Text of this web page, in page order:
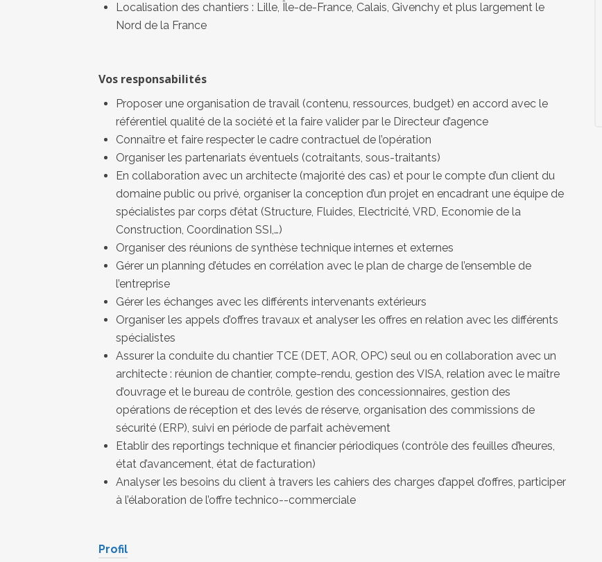
Localisation des chantiers : Lille, Île-de-France, Calais, Givenchy et plus largement le
Nord de la France
Vos responsabilités
Proposer une organisation de travail (contenu, ressources, budget) en accord avec le
référentiel qualité de la société et la faire valider par le Directeur d’agence
Connaître et faire respecter le cadre contractuel de l’opération
Organiser les partenariats éventuels (cotraitants, sous-traitants)
En collaboration avec un architecte (majorité des cas) et pour le compte d’un client du
domaine public ou privé, organiser la conception d’un projet en encadrant une équipe de
spécialistes par corps d’état (Structure, Fluides, Electricité, VRD, Economie de la
Construction, Coordination SSI,…)
Organiser des réunions de synthèse technique internes et externes
Gérer un planning d’études en corrélation avec le plan de charge de l’ensemble de
l’entreprise
Gérer les échanges avec les différents intervenants extérieurs
Organiser les appels d’offres travaux et analyser les offres en relation avec les différents
spécialistes
Assurer la conduite du chantier TCE (DET, AOR, OPC) seul ou en collaboration avec un
architecte : réunion de chantier, compte-rendu, gestion des VISA, relation avec le maître
d’ouvrage et le bureau de contrôle, gestion des concessionnaires, gestion des
opérations de réception et des levés de réserve, organisation des commissions de
sécurité (ERP), suivi en période de parfait achèvement
Etablir des reportings technique et financier périodiques (contrôle des feuilles d’heures,
état d’avancement, état de facturation)
Analyser les besoins du client à travers les cahiers des charges d’appel d’offres, participer
à l’élaboration de l’offre technico--commerciale
Profil